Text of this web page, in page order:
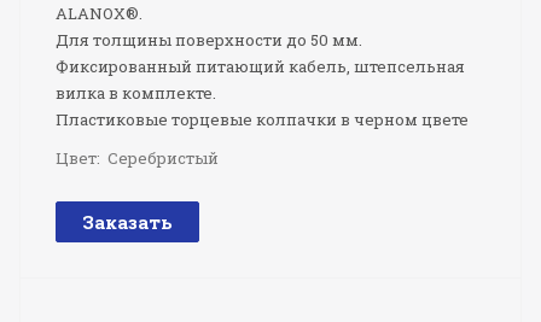
ALANOX®.
Для толщины поверхности до 50 мм.
Фиксированный питающий кабель, штепсельная
вилка в комплекте.
Пластиковые торцевые колпачки в черном цвете
Цвет: Серебристый
Заказать